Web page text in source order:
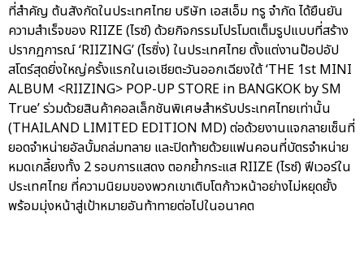
ที่สำคัญ ต้นสังกัดในประเทศไทย บริษัท เอสเอ็ม ทรู จำกัด ได้ยืนยัน
ความสำเร็จของ RIIZE (ไรซ์) ด้วยกิจกรรมโปรโมตเต็มรูปแบบที่สร้าง
ปรากฏการณ์ ‘RIIZING’ (ไรซิ่ง) ในประเทศไทย ตั้งแต่งานป๊อปอัป
สโตร์สุดยิ่งใหญ่ครั้งแรกในเอเชียตะวันออกเฉียงใต้ ‘THE 1st MINI
ALBUM <RIIZING> POP-UP STORE in BANGKOK by SM
True’ ร่วมด้วยสินค้าคอลเล็กชันพิเศษสำหรับประเทศไทยเท่านั้น
(THAILAND LIMITED EDITION MD) ต่อด้วยงานแจกลายเซ็นที่
ยอดจำหน่ายอัลบั้มถล่มทลาย และปิดท้ายด้วยแฟนคอนที่บัตรจำหน่าย
หมดเกลี้ยงทั้ง 2 รอบการแสดง ตอกย้ำกระแส RIIZE (ไรซ์) ฟีเวอร์ใน
ประเทศไทย ที่ความนิยมของพวกเขาเติบโตก้าวหน้าอย่างไม่หยุดยั้ง
พร้อมมุ่งหน้าสู่เป้าหมายอันท้าทายต่อไปในอนาคต